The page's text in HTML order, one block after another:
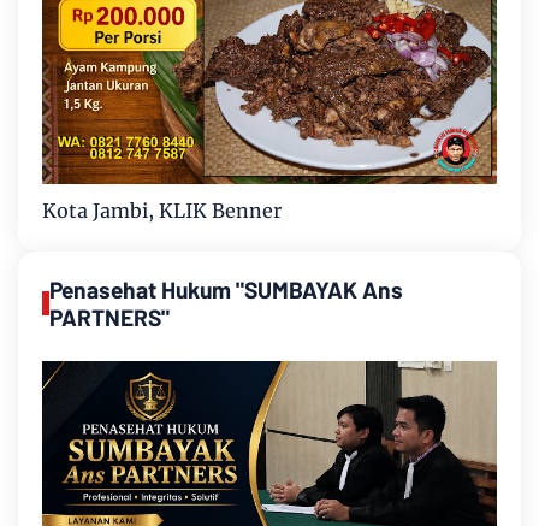
Kota Jambi, KLIK Benner
Penasehat Hukum "SUMBAYAK Ans
PARTNERS"